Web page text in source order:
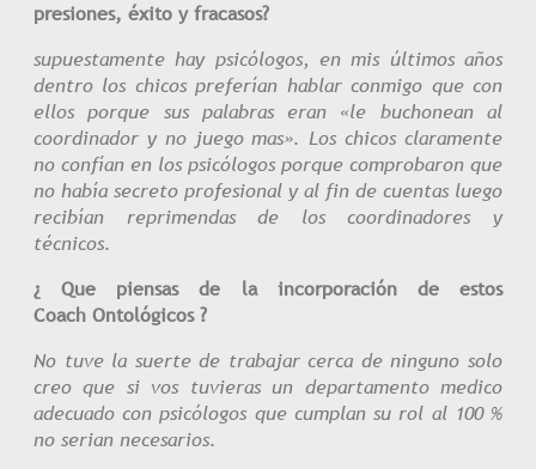
presiones, éxito y fracasos?
supuestamente hay psicólogos, en mis últimos años
dentro los chicos preferían hablar conmigo que con
ellos porque sus palabras eran «le buchonean al
coordinador y no juego mas». Los chicos claramente
no confían en los psicólogos porque comprobaron que
no había secreto profesional y al fin de cuentas luego
recibían reprimendas de los coordinadores y
técnicos.
¿ Que piensas de la incorporación de estos
Coach Ontológicos ?
No tuve la suerte de trabajar cerca de ninguno solo
creo que si vos tuvieras un departamento medico
adecuado con psicólogos que cumplan su rol al 100 %
no serian necesarios.